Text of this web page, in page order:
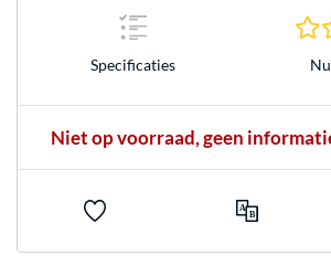
Specificaties
Niet op voorraad, geen